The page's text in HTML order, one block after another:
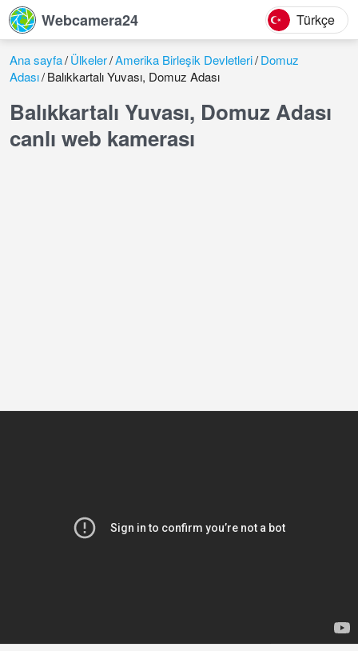
Webcamera24 Türkçe
Ana sayfa Ülkeler Amerika Birleşik Devletleri Domuz
Adası Balıkkartalı Yuvası, Domuz Adası
Balıkkartalı Yuvası, Domuz Adası
canlı web kamerası